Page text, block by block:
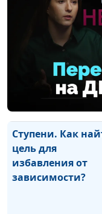
Ступени. 20
для созависимого
человека
Ступени. Как
цель для
избавления от
зависимости?